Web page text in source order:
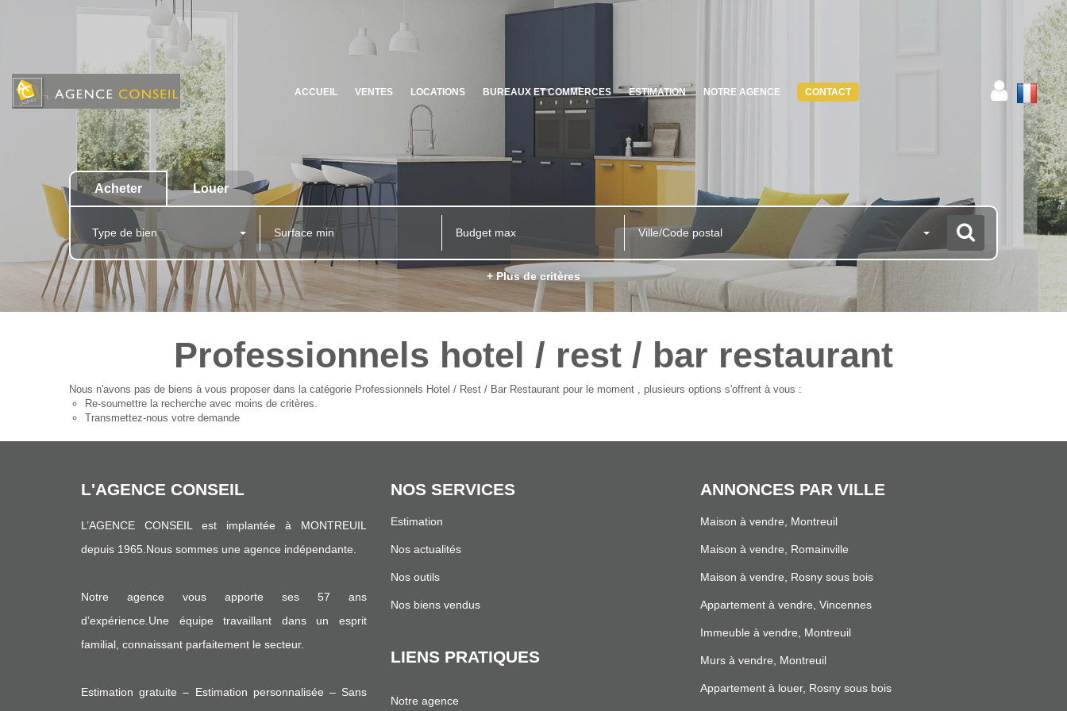
ACCUEIL VENTES LOCATIONS BUREAUX ET COMMERCES ESTIMATION NOTRE AGENCE CONTACT
Acheter Louer
Type de bien Ville/Code postal
+ Plus de critères
Professionnels hotel / rest / bar restaurant
Nous n'avons pas de biens à vous proposer dans la catégorie Professionnels Hotel / Rest / Bar Restaurant pour le moment , plusieurs options s'offrent à vous :
Re-soumettre la recherche avec moins de critères.
Transmettez-nous votre demande
L'AGENCE CONSEIL
L’AGENCE CONSEIL est implantée à MONTREUIL
depuis 1965.Nous sommes une agence indépendante.
Notre agence vous apporte ses 57 ans
d’expérience.Une équipe travaillant dans un esprit
familial, connaissant parfaitement le secteur.
Estimation gratuite – Estimation personnalisée – Sans
NOS SERVICES
Estimation
Nos actualités
Nos outils
Nos biens vendus
LIENS PRATIQUES
Notre agence
ANNONCES PAR VILLE
Maison à vendre, Montreuil
Maison à vendre, Romainville
Maison à vendre, Rosny sous bois
Appartement à vendre, Vincennes
Immeuble à vendre, Montreuil
Murs à vendre, Montreuil
Appartement à louer, Rosny sous bois